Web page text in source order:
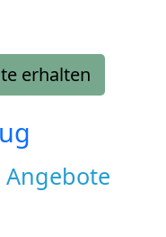
erhalten
Angebote